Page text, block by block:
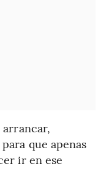
que apenas
ir en ese